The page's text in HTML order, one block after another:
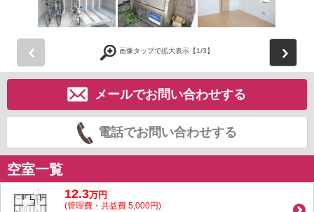
画像タップで拡大表示【1/3】
メールでお問い合わせする
電話でお問い合わせする
空室一覧
12.3万円
(管理費・共益費 5,000円)